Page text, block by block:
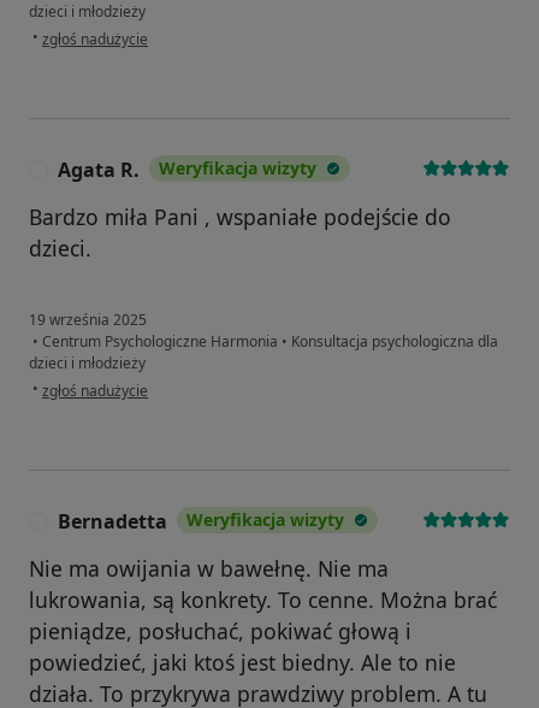
dzieci i młodzieży
• w opinii użytkownika M.M.
zgłoś nadużycie
Agata R. Weryfikacja wizyty
Bardzo miła Pani , wspaniałe podejście do
dzieci.
19 września 2025
• Centrum Psychologiczne Harmonia • Konsultacja psychologiczna dla
dzieci i młodzieży
• w opinii użytkownika Agata R.
zgłoś nadużycie
Bernadetta Weryfikacja wizyty
Nie ma owijania w bawełnę. Nie ma
lukrowania, są konkrety. To cenne. Można brać
pieniądze, posłuchać, pokiwać głową i
powiedzieć, jaki ktoś jest biedny. Ale to nie
działa. To przykrywa prawdziwy problem. A tu